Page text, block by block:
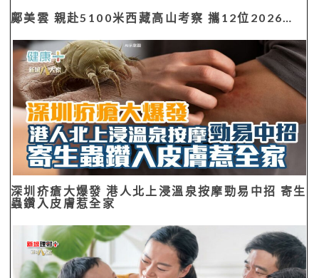
鄺美雲 親赴5100米西藏高山考察 攜12位2026…
深圳疥瘡大爆發 港人北上浸溫泉按摩勁易中招 寄生
蟲鑽入皮膚惹全家